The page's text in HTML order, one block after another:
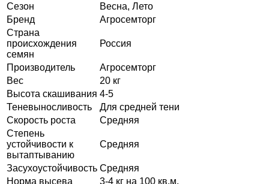
Сезон
Весна, Лето
Бренд
Агросемторг
Страна
происхождения
семян
Россия
Производитель
Агросемторг
Вес
20 кг
Высота скашивания 4-5
Теневыносливость
Для средней тени
Скорость роста
Средняя
Степень
устойчивости к
вытаптыванию
Средняя
Засухоустойчивость Средняя
Норма высева
3-4 кг на 100 кв.м.